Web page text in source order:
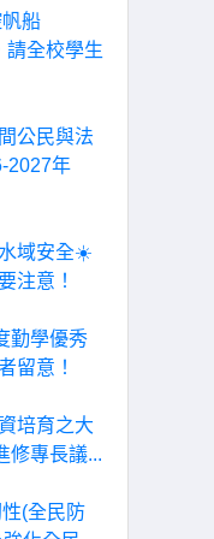
帆船
請全校學生
公民與法
2027年
域安全☀️
注意！
勤學優秀
留意！
培育之大
修專長議...
性(全民防